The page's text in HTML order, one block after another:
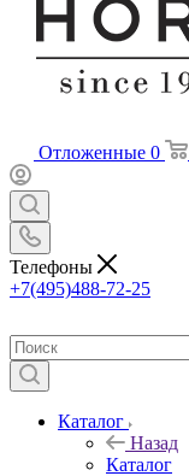
Отложенные 0
Телефоны
+7(495)488-72-25
Каталог
Назад
Каталог